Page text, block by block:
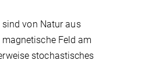
sind von Natur aus
Feld am
stochastisches